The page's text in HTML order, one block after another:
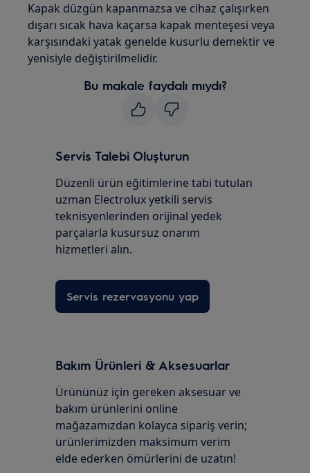
Kapak düzgün kapanmazsa ve cihaz çalışırken
dışarı sıcak hava kaçarsa kapak menteşesi veya
karşısındaki yatak genelde kusurlu demektir ve
yenisiyle değiştirilmelidir.
Bu makale faydalı mıydı?
Servis Talebi Oluşturun
Düzenli ürün eğitimlerine tabi tutulan
uzman Electrolux yetkili servis
teknisyenlerinden orijinal yedek
parçalarla kusursuz onarım
hizmetleri alın.
Servis rezervasyonu yap
Bakım Ürünleri & Aksesuarlar
Ürününüz için gereken aksesuar ve
bakım ürünlerini online
mağazamızdan kolayca sipariş verin;
ürünlerimizden maksimum verim
elde ederken ömürlerini de uzatın!